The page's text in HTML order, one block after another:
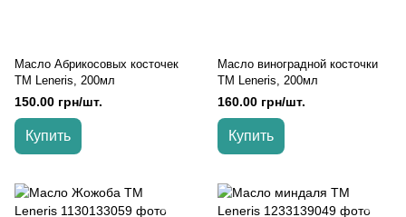
Масло Абрикосовых косточек
TM Leneris, 200мл
150.00 грн/шт.
Купить
Масло виноградной косточки
TM Leneris, 200мл
160.00 грн/шт.
Купить